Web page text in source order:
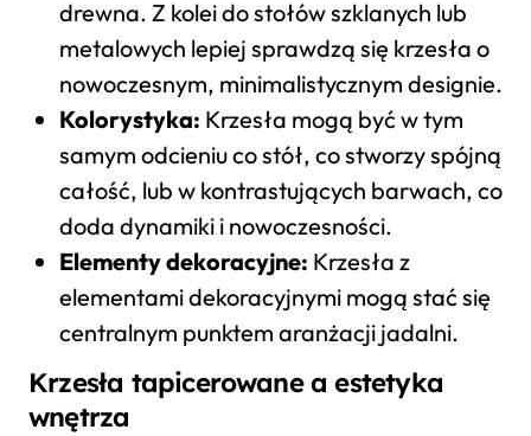
drewna. Z kolei do stołów szklanych lub
metalowych lepiej sprawdzą się krzesła o
nowoczesnym, minimalistycznym designie.
Kolorystyka: Krzesła mogą być w tym
samym odcieniu co stół, co stworzy spójną
całość, lub w kontrastujących barwach, co
doda dynamiki i nowoczesności.
Elementy dekoracyjne: Krzesła z
elementami dekoracyjnymi mogą stać się
centralnym punktem aranżacji jadalni.
Krzesła tapicerowane a estetyka
wnętrza